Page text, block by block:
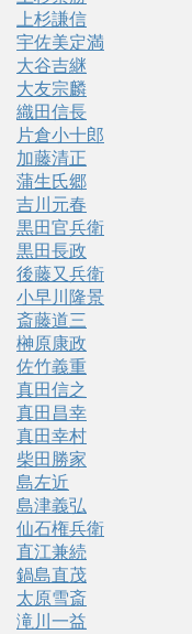
上杉謙信
宇佐美定満
大谷吉継
大友宗麟
織田信長
片倉小十郎
加藤清正
蒲生氏郷
吉川元春
黒田官兵衛
黒田長政
後藤又兵衛
小早川隆景
斎藤道三
榊原康政
佐竹義重
真田信之
真田昌幸
真田幸村
柴田勝家
島左近
島津義弘
仙石権兵衛
直江兼続
鍋島直茂
太原雪斎
滝川一益